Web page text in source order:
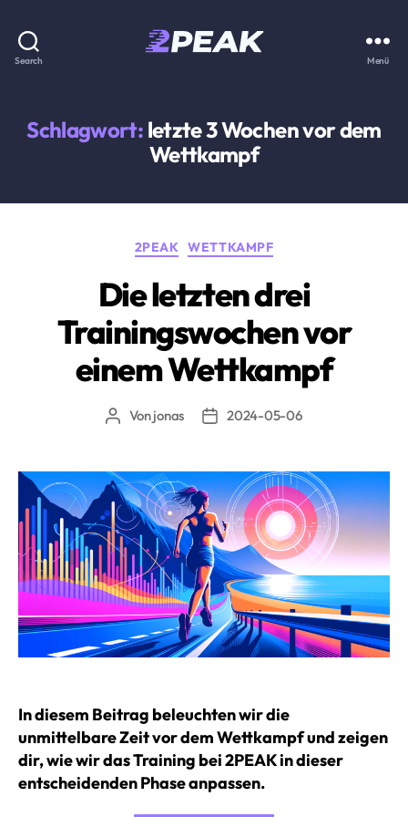
Search Menü
Schlagwort: letzte 3 Wochen vor dem
Wettkampf
Kategorien
2PEAK WETTKAMPF
Die letzten drei
Trainingswochen vor
einem Wettkampf
Beitragsautor
Vonjonas Beitragsdatum
2024-05-06
In diesem Beitrag beleuchten wir die
unmittelbare Zeit vor dem Wettkampf und zeigen
dir, wie wir das Training bei 2PEAK in dieser
entscheidenden Phase anpassen.